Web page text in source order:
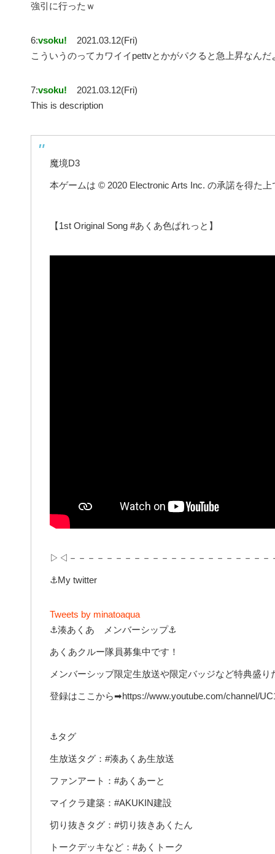
強引に行ったｗ
6:vsoku!
2021.03.12(Fri)
こういうのってカワイイpettvとかがパクると急上昇なんだ
7:vsoku!
2021.03.12(Fri)
This is description
魔境D3
本ゲームは © 2020 Electronic Arts Inc. の承諾を得た
【1st Original Song #あくあ色ぱれっと】
▷◁－－－－－－－－－－－－－－－－－－－－－
⚓My twitter
Tweets by minatoaqua
⚓湊あくあ メンバーシップ⚓
あくあクルー隊員募集中です！
メンバーシップ限定生放送や限定バッジなど特典盛り
登録はここから➡https://www.youtube.com/channel/
⚓タグ
生放送タグ：#湊あくあ生放送
ファンアート：#あくあーと
マイクラ建築：#AKUKIN建設
切り抜きタグ：#切り抜きあくたん
トークデッキなど：#あくトーク